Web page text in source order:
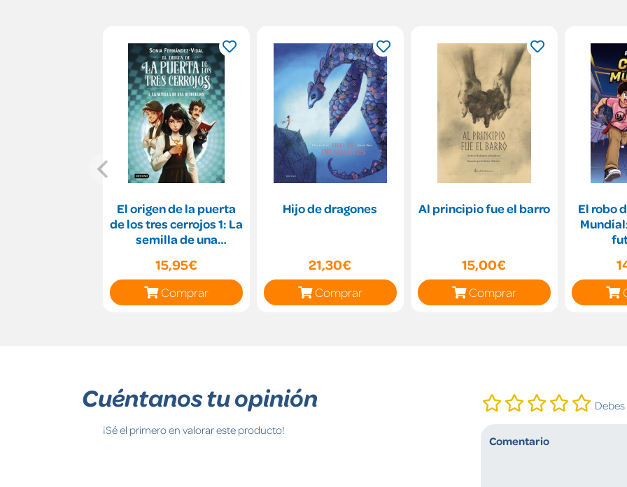
El origen de la puerta
de los tres cerrojos 1: La
semilla de una
15,95€
Comprar
Hijo de dragones
21,30€
Comprar
Al principio fue el barro
15,00€
Comprar
El robo
Cuéntanos tu opinión
¡Sé el primero en valorar este producto!